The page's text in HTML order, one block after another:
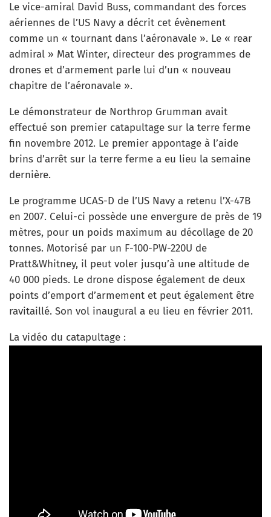
Le vice-amiral David Buss, commandant des forces
aériennes de l’US Navy a décrit cet évènement
comme un « tournant dans l’aéronavale ». Le « rear
admiral » Mat Winter, directeur des programmes de
drones et d’armement parle lui d’un « nouveau
chapitre de l’aéronavale ».
Le démonstrateur de Northrop Grumman avait
effectué son premier catapultage sur la terre ferme
fin novembre 2012. Le premier appontage à l’aide
brins d’arrêt sur la terre ferme a eu lieu la semaine
dernière.
Le programme UCAS-D de l’US Navy a retenu l’X-47B
en 2007. Celui-ci possède une envergure de près de 19
mètres, pour un poids maximum au décollage de 20
tonnes. Motorisé par un F-100-PW-220U de
Pratt&Whitney, il peut voler jusqu’à une altitude de
40 000 pieds. Le drone dispose également de deux
points d’emport d’armement et peut également être
ravitaillé. Son vol inaugural a eu lieu en février 2011.
La vidéo du catapultage :